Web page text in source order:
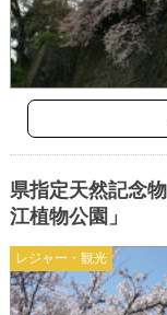
レジャー・観光
県指定天然記念
江植物公園」